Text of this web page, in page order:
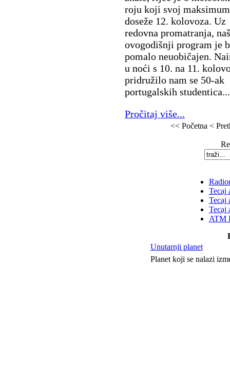
roju koji svoj maksimum
doseže 12. kolovoza. Uz
redovna promatranja, naš
ovogodišnji program je
pomalo neuobičajen.
u noći s 10. na 11.
pridružilo nam se 50-ak
portugalskih studentica...
Pročitaj više...
<< Početna <
Tecaj
Tecaj
Tecaj
ATM
Unutarnji planet
Planet koji se nalazi